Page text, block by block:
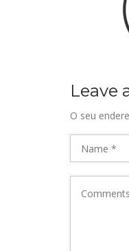
Leave
O seu